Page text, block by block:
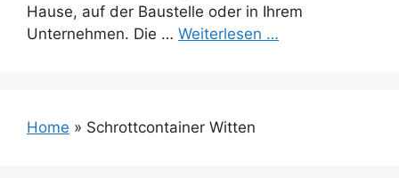
Hause, auf der Baustelle oder in Ihrem
Unternehmen. Die … Weiterlesen …
Home » Schrottcontainer Witten